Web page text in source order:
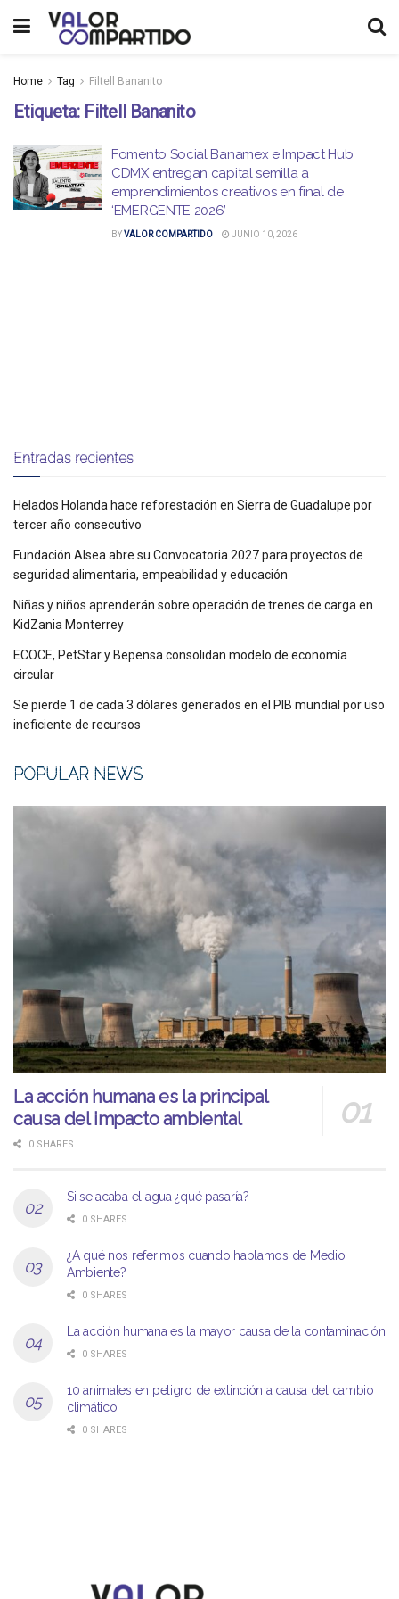
Home Tag Filtell Bananito
Etiqueta: Filtell Bananito
Fomento Social Banamex e Impact Hub
CDMX entregan capital semilla a
emprendimientos creativos en final de
‘EMERGENTE 2026’
BYVALOR COMPARTIDO JUNIO 10, 2026
Entradas recientes
Helados Holanda hace reforestación en Sierra de Guadalupe por
tercer año consecutivo
Fundación Alsea abre su Convocatoria 2027 para proyectos de
seguridad alimentaria, empeabilidad y educación
Niñas y niños aprenderán sobre operación de trenes de carga en
KidZania Monterrey
ECOCE, PetStar y Bepensa consolidan modelo de economía
circular
Se pierde 1 de cada 3 dólares generados en el PIB mundial por uso
ineficiente de recursos
POPULAR NEWS
La acción humana es la principal
causa del impacto ambiental
0 SHARES
Si se acaba el agua ¿qué pasaría?
0 SHARES
¿A qué nos referimos cuando hablamos de Medio
Ambiente?
0 SHARES
La acción humana es la mayor causa de la contaminación
0 SHARES
10 animales en peligro de extinción a causa del cambio
climático
0 SHARES